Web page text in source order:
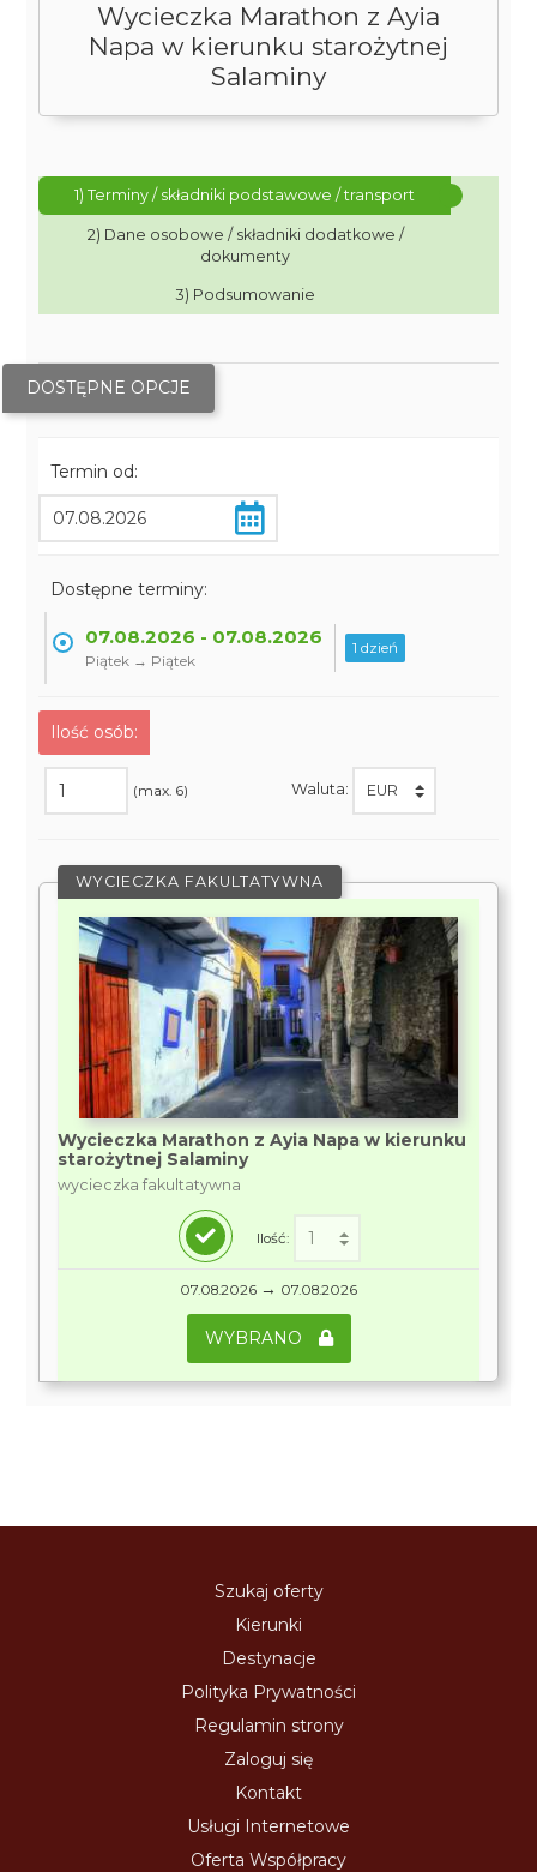
Wycieczka Marathon z Ayia
Napa w kierunku starożytnej
Salaminy
1) Terminy / składniki podstawowe / transport
2) Dane osobowe / składniki dodatkowe /
dokumenty
3) Podsumowanie
DOSTĘPNE OPCJE
Termin od:
Dostępne terminy:
07.08.2026 - 07.08.2026
Piątek → Piątek
1 dzień
Ilość osób:
(max. 6) Waluta:
WYCIECZKA FAKULTATYWNA
Wycieczka Marathon z Ayia Napa w kierunku
starożytnej Salaminy
wycieczka fakultatywna
Ilość:
07.08.2026 → 07.08.2026
WYBRANO
Szukaj oferty
Kierunki
Destynacje
Polityka Prywatności
Regulamin strony
Zaloguj się
Kontakt
Usługi Internetowe
Oferta Współpracy